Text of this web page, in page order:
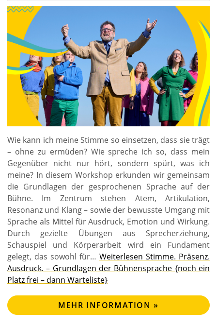
Wie kann ich meine Stimme so einsetzen, dass sie trägt
– ohne zu ermüden? Wie spreche ich so, dass mein
Gegenüber nicht nur hört, sondern spürt, was ich
meine? In diesem Workshop erkunden wir gemeinsam
die Grundlagen der gesprochenen Sprache auf der
Bühne. Im Zentrum stehen Atem, Artikulation,
Resonanz und Klang – sowie der bewusste Umgang mit
Sprache als Mittel für Ausdruck, Emotion und Wirkung.
Durch gezielte Übungen aus Sprecherziehung,
Schauspiel und Körperarbeit wird ein Fundament
gelegt, das sowohl für… Weiterlesen Stimme. Präsenz.
Ausdruck. – Grundlagen der Bühnensprache {noch ein
Platz frei – dann Warteliste}
MEHR INFORMATION »